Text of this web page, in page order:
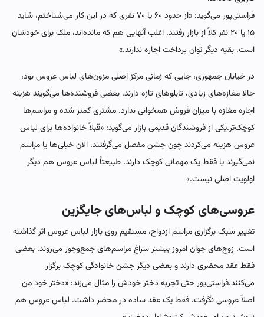
فراستی‌پور می‌گوید: «از حدود ۶۰ یا ۷۰ نفری که در این کار می‌شناختم، شاید
۱۵ یا ۲۰ نفر کلاً از بازار رفتند. اغلب آنهایی هم که مانده‌اند، ملک برای خودشان
است. بقیه دیگر توان پرداخت اجاره ندارند.»
در خیابان جمهوری، جایی که زمانی مرکز اصلی مزون‌های لباس عروس بود،
حالا مغازه‌های زیادی، تابلوهای تازه دارند. بعضی فروشنده‌ها می‌گویند هزینه
اجاره مغازه با میزان فروش همخوانی ندارد. مشتری کمتر شده و مراسم‌ها
کوچک‌تر.یکی از فروشندگان قدیمی بازار می‌گوید: «قبلاً خانواده‌ها برای لباس
عروس هزینه می‌کردند چون جشن مفصل می‌گرفتند. الان خیلی‌ها یا مراسم
نمی‌گیرند یا فقط یک مهمانی کوچک دارند. طبیعتاً لباس عروس هم دیگر
اولویت اصلی نیست.»
عروسی‌های کوچک و لباس‌های جایگزین
تغییر سبک برگزاری مراسم ازدواج، مستقیم روی بازار لباس عروس اثر گذاشته
است. زوج‌های جوان امروز بیشتر سراغ مراسم‌های جمع‌وجور می‌روند. بعضی
فقط عقد محضری دارند و بعضی دیگر جشن خانوادگی کوچک برگزار
می‌کنند.فراستی‌پور حتی تجربه دختر خودش را مثال می‌زند: «دختر خود من
اصلاً عروسی نگرفت. فقط یک عقد ساده در محضر داشت. لباس عروس هم